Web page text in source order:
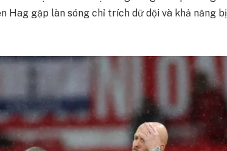
Hag gặp làn sóng chỉ trích dữ dội và khả năng bị